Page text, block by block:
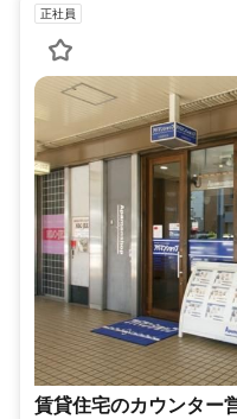
正社員
賃貸住宅のカウンタ